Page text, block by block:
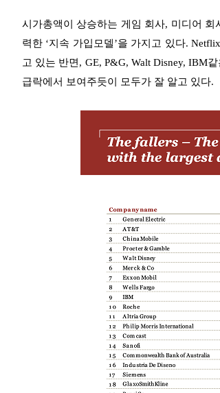
시가총액이 상승하는 게임 회사, 미디어
력한 ‘지속 가입모델’을 가지고 있다.
고 있는 반면, GE, P&G, Walt Disney, IBM
급락에서 보여주듯이 모두가 잘 알고 있다.